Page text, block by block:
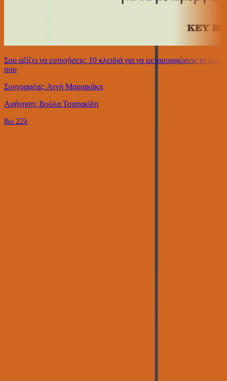
Σου αξίζει να ευτυχήσεις: 10 κλειδιά για να μεταμορφώσεις τη ζωή
σου
Συγγραφέας: Αγνή Μαριακάκη
Αφήγηση: Βούλα Τσαπακίδη
8ω 22λ